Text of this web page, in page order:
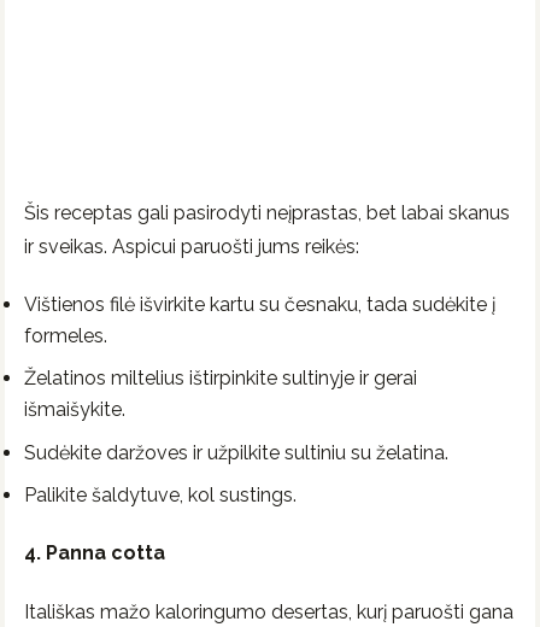
Šis receptas gali pasirodyti neįprastas, bet labai skanus
ir sveikas. Aspicui paruošti jums reikės:
Vištienos filė išvirkite kartu su česnaku, tada sudėkite į
formeles.
Želatinos miltelius ištirpinkite sultinyje ir gerai
išmaišykite.
Sudėkite daržoves ir užpilkite sultiniu su želatina.
Palikite šaldytuve, kol sustings.
4. Panna cotta
Itališkas mažo kaloringumo desertas, kurį paruošti gana